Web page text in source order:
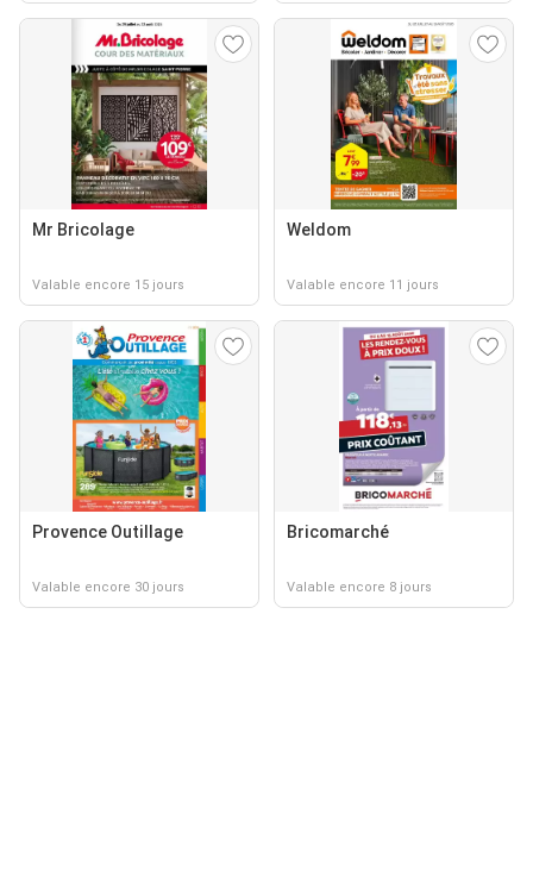
Mr Bricolage
Valable encore 15 jours
Weldom
Valable encore 11 jours
Provence Outillage
Valable encore 30 jours
Bricomarché
Valable encore 8 jours